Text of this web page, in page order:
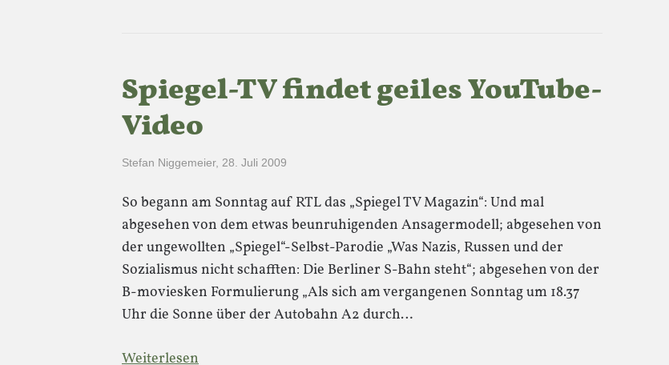
Spiegel-TV findet geiles YouTube-
Video
Stefan Niggemeier, 28. Juli 2009
So begann am Sonntag auf RTL das „Spiegel TV Magazin“: Und mal
abgesehen von dem etwas beunruhigenden Ansagermodell; abgesehen von
der ungewollten „Spiegel“-Selbst-Parodie „Was Nazis, Russen und der
Sozialismus nicht schafften: Die Berliner S-Bahn steht“; abgesehen von der
B-moviesken Formulierung „Als sich am vergangenen Sonntag um 18.37
Uhr die Sonne über der Autobahn A2 durch…
Weiterlesen